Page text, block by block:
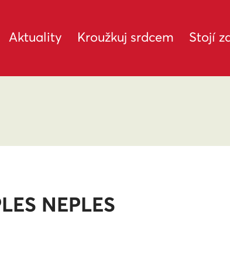
Aktuality Kroužkuj srdcem Stojí
NEPLES